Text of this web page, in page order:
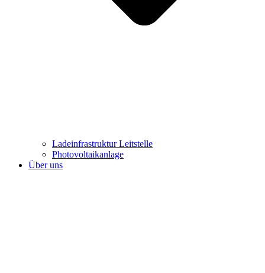
Ladeinfrastruktur Leitstelle
Photovoltaikanlage
Über uns